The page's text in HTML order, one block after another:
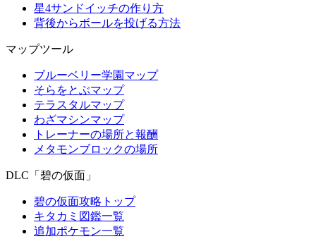
星4サンドイッチの作り方
背後からボールを投げる方法
マップツール
ブルーベリー学園マップ
そらをとぶマップ
テラスタルマップ
わざマシンマップ
トレーナーの場所と報酬
メタモンブロックの場所
DLC「碧の仮面」
碧の仮面攻略トップ
キタカミ図鑑一覧
追加ポケモン一覧